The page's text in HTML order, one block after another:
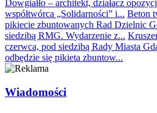
Dowgiałło – architekt, działacz
współtwórca „Solidarności” i... Beton
pikiecie zbuntowanych Rad Dzielnic
siedzibą RMG. Wydarzenie z...
czerwca, pod siedzibą Rady Miasta
odbędzie się pikieta zbuntow...
Wiadomości